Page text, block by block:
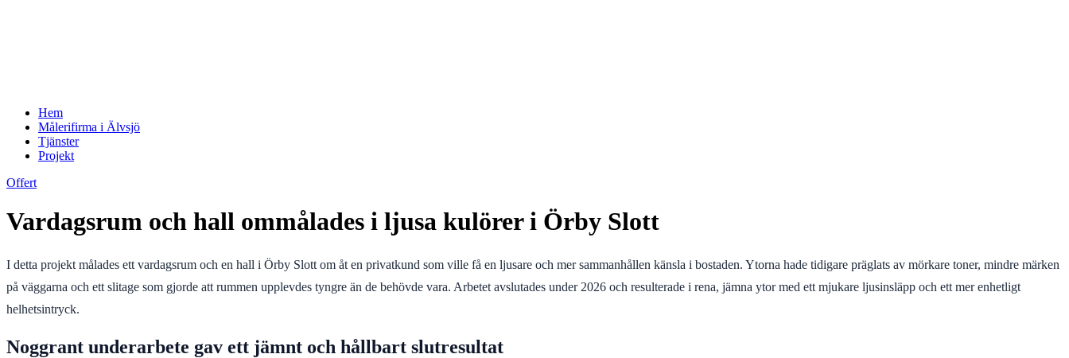
Hem
Målerifirma i Älvsjö
Tjänster
Projekt
Offert
Vardagsrum och hall ommålades i ljusa kulörer i Örby Slott
I detta projekt målades ett vardagsrum och en hall i Örby Slott om åt en privatkund som ville få en ljusare och mer sammanhållen känsla i bostaden. Ytorna hade tidigare präglats av mörkare toner, mindre märken
på väggarna och ett slitage som gjorde att rummen upplevdes tyngre än de behövde vara. Arbetet avslutades under 2026 och resulterade i rena, jämna ytor med ett mjukare ljusinsläpp och ett mer enhetligt
helhetsintryck.
Noggrant underarbete gav ett jämnt och hållbart slutresultat